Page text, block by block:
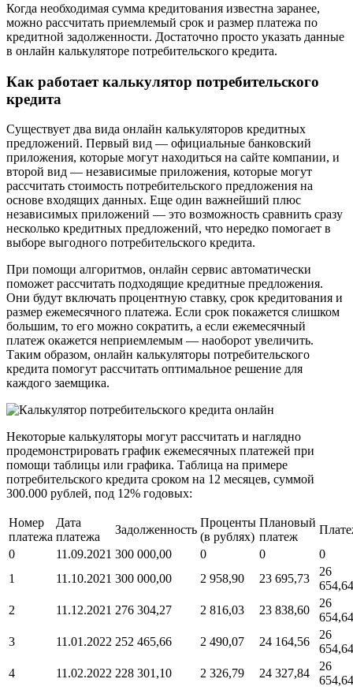
Когда необходимая сумма кредитования известна заранее,
можно рассчитать приемлемый срок и размер платежа по
кредитной задолженности. Достаточно просто указать данные
в онлайн калькуляторе потребительского кредита.
Как работает калькулятор потребительского
кредита
Существует два вида онлайн калькуляторов кредитных
предложений. Первый вид — официальные банковский
приложения, которые могут находиться на сайте компании, и
второй вид — независимые приложения, которые могут
рассчитать стоимость потребительского предложения на
основе входящих данных. Еще один важнейший плюс
независимых приложений — это возможность сравнить сразу
несколько кредитных предложений, что нередко помогает в
выборе выгодного потребительского кредита.
При помощи алгоритмов, онлайн сервис автоматически
поможет рассчитать подходящие кредитные предложения.
Они будут включать процентную ставку, срок кредитования и
размер ежемесячного платежа. Если срок покажется слишком
большим, то его можно сократить, а если ежемесячный
платеж окажется неприемлемым — наоборот увеличить.
Таким образом, онлайн калькуляторы потребительского
кредита помогут рассчитать оптимальное решение для
каждого заемщика.
Некоторые калькуляторы могут рассчитать и наглядно
продемонстрировать график ежемесячных платежей при
помощи таблицы или графика. Таблица на примере
потребительского кредита сроком на 12 месяцев, суммой
300.000 рублей, под 12% годовых:
Номер
платежа
Дата
платежа
Задолженность
Проценты
(в рублях)
Плановый
платеж
0
11.09.2021 300 000,00 0 0
0
1
11.10.2021 300 000,00 2 958,90 23 695,73
26
654,64
2
11.12.2021 276 304,27 2 816,03 23 838,60
26
654,64
3
11.01.2022 252 465,66 2 490,07 24 164,56
26
654,64
4
11.02.2022 228 301,10 2 326,79 24 327,84
26
654,64